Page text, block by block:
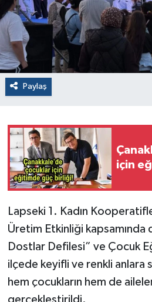
Paylaş
için
Lapseki 1. Kadın
Üretim Etkinliği kapsamında
Dostlar Defilesi” ve Çocuk
ilçede keyifli ve renkli anlara
hem çocukların hem de